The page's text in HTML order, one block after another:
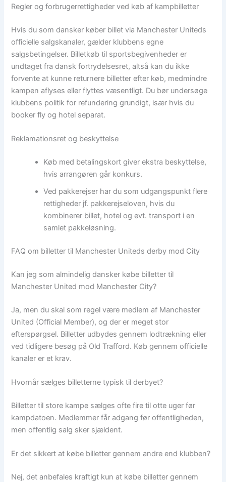
Regler og forbrugerrettigheder ved køb af kampbilletter
Hvis du som dansker køber billet via Manchester Uniteds
officielle salgskanaler, gælder klubbens egne
salgsbetingelser. Billetkøb til sportsbegivenheder er
undtaget fra dansk fortrydelsesret, altså kan du ikke
forvente at kunne returnere billetter efter køb, medmindre
kampen aflyses eller flyttes væsentligt. Du bør undersøge
klubbens politik for refundering grundigt, især hvis du
booker fly og hotel separat.
Reklamationsret og beskyttelse
Køb med betalingskort giver ekstra beskyttelse,
hvis arrangøren går konkurs.
Ved pakkerejser har du som udgangspunkt flere
rettigheder jf. pakkerejseloven, hvis du
kombinerer billet, hotel og evt. transport i en
samlet pakkeløsning.
FAQ om billetter til Manchester Uniteds derby mod City
Kan jeg som almindelig dansker købe billetter til
Manchester United mod Manchester City?
Ja, men du skal som regel være medlem af Manchester
United (Official Member), og der er meget stor
efterspørgsel. Billetter udbydes gennem lodtrækning eller
ved tidligere besøg på Old Trafford. Køb gennem officielle
kanaler er et krav.
Hvornår sælges billetterne typisk til derbyet?
Billetter til store kampe sælges ofte fire til otte uger før
kampdatoen. Medlemmer får adgang før offentligheden,
men offentlig salg sker sjældent.
Er det sikkert at købe billetter gennem andre end klubben?
Nej, det anbefales kraftigt kun at købe billetter gennem